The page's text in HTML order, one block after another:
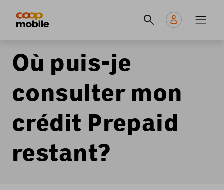
principale
Où puis-je
consulter mon
crédit Prepaid
restant?